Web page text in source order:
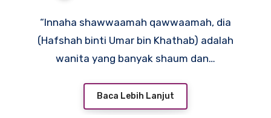
“Innaha shawwaamah qawwaamah, dia
(Hafshah binti Umar bin Khathab) adalah
wanita yang banyak shaum dan…
Baca Lebih Lanjut